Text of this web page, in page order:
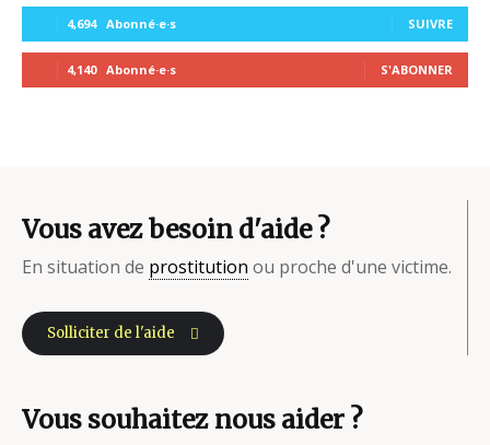
4,694 Abonné·e·s SUIVRE
4,140 Abonné·e·s S'ABONNER
Vous avez besoin d'aide ?
En situation de prostitution ou proche d'une victime.
Solliciter de l'aide
Vous souhaitez nous aider ?